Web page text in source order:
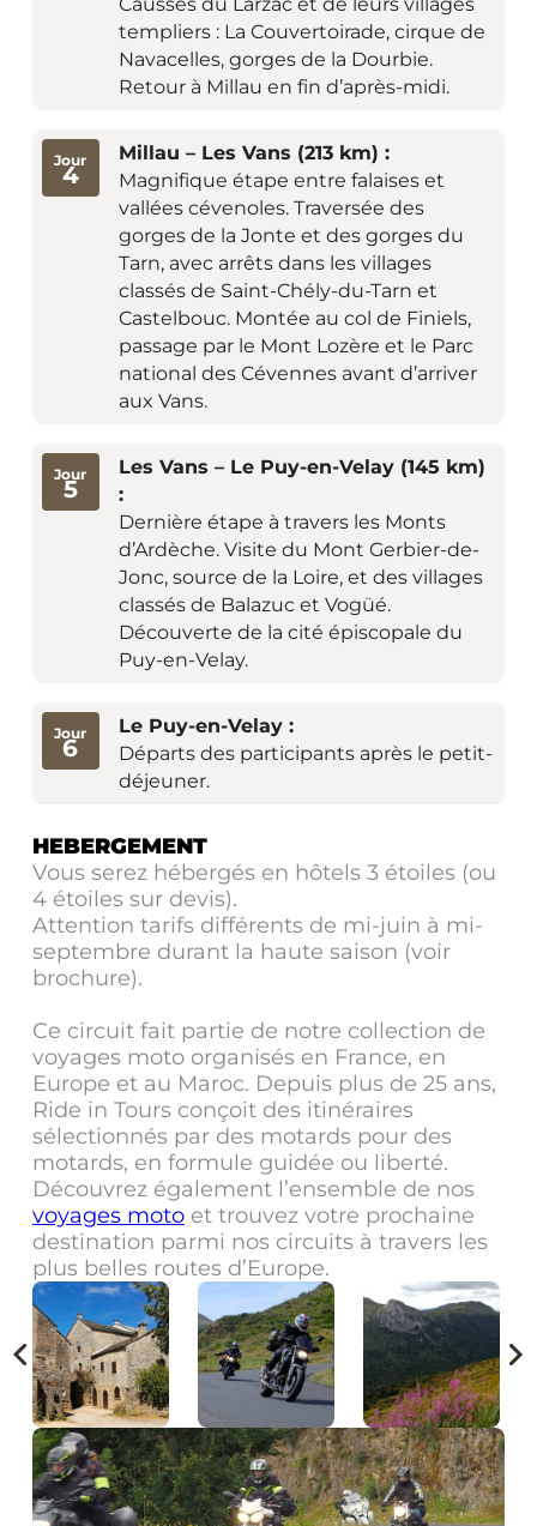
templiers : La Couvertoirade, cirque de
Navacelles, gorges de la Dourbie.
Retour à Millau en fin d’après-midi.
Jour
4
Millau – Les Vans (213 km) :
Magnifique étape entre falaises et
vallées cévenoles. Traversée des
gorges de la Jonte et des gorges du
Tarn, avec arrêts dans les villages
classés de Saint-Chély-du-Tarn et
Castelbouc. Montée au col de Finiels,
passage par le Mont Lozère et le Parc
national des Cévennes avant d’arriver
aux Vans.
Jour
5
Les Vans – Le Puy-en-Velay (145 km)
:
Dernière étape à travers les Monts
d’Ardèche. Visite du Mont Gerbier-de-
Jonc, source de la Loire, et des villages
classés de Balazuc et Vogüé.
Découverte de la cité épiscopale du
Puy-en-Velay.
Jour
6
Le Puy-en-Velay :
Départs des participants après le petit-
déjeuner.
HEBERGEMENT
Vous serez hébergés en hôtels 3 étoiles (ou
4 étoiles sur devis).
Attention tarifs différents de mi-juin à mi-
septembre durant la haute saison (voir
brochure).
Ce circuit fait partie de notre collection de
voyages moto organisés en France, en
Europe et au Maroc. Depuis plus de 25 ans,
Ride in Tours conçoit des itinéraires
sélectionnés par des motards pour des
motards, en formule guidée ou liberté.
Découvrez également l’ensemble de nos
voyages motoet trouvez votre prochaine
destination parmi nos circuits à travers les
plus belles routes d’Europe.